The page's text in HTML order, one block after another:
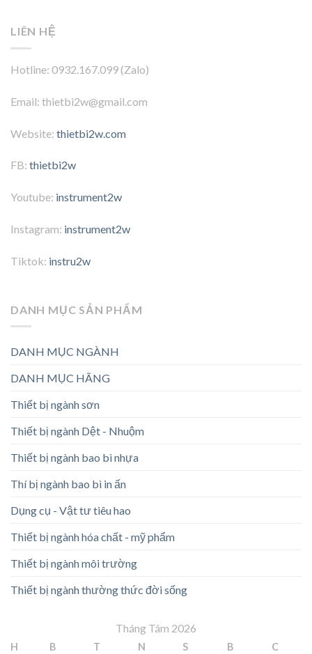
LIÊN HỆ
Hotline: 0932.167.099 (Zalo)
Email: thietbi2w@gmail.com
Website: thietbi2w.com
FB: thietbi2w
Youtube: instrument2w
Instagram: instrument2w
Tiktok: instru2w
DANH MỤC SẢN PHẨM
DANH MỤC NGÀNH
DANH MỤC HÃNG
Thiết bị ngành sơn
Thiết bị ngành Dệt - Nhuộm
Thiết bị ngành bao bì nhựa
Thí bị ngành bao bì in ấn
Dụng cụ - Vật tư tiêu hao
Thiết bị ngành hóa chất - mỹ phẩm
Thiết bị ngành môi trường
Thiết bị ngành thường thức đời sống
Tháng Tám 2026
H B T N S B C